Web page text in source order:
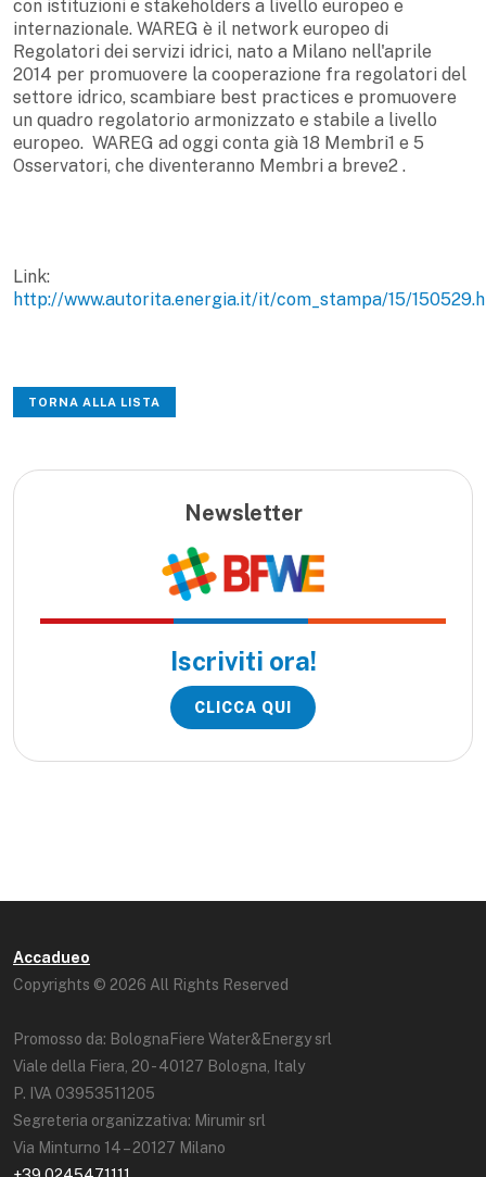
con istituzioni e stakeholders a livello europeo e
internazionale. WAREG è il network europeo di
Regolatori dei servizi idrici, nato a Milano nell'aprile
2014 per promuovere la cooperazione fra regolatori del
settore idrico, scambiare best practices e promuovere
un quadro regolatorio armonizzato e stabile a livello
europeo. WAREG ad oggi conta già 18 Membri1 e 5
Osservatori, che diventeranno Membri a breve2 .
Link:
http://www.autorita.energia.it/it/com_stampa/15/
TORNA ALLA LISTA
Newsletter
Iscriviti ora!
CLICCA QUI
Accadueo
Copyrights © 2026 All Rights Reserved
Promosso da: BolognaFiere Water&Energy srl
Viale della Fiera, 20 - 40127 Bologna, Italy
P. IVA 03953511205
Segreteria organizzativa: Mirumir srl
Via Minturno 14 – 20127 Milano